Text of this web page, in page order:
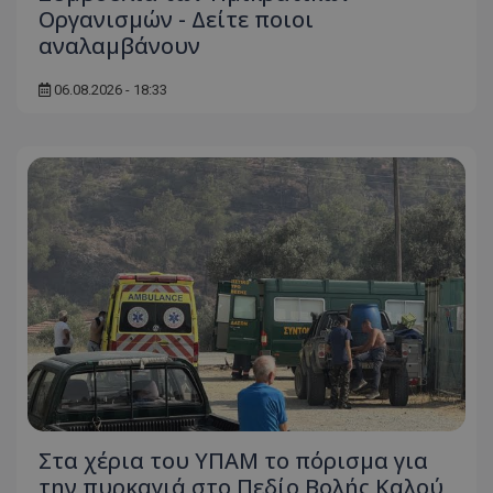
Οργανισμών - Δείτε ποιοι
αναλαμβάνουν
06.08.2026 - 18:33
Στα χέρια του ΥΠΑΜ το πόρισμα για
την πυρκαγιά στο Πεδίο Βολής Καλού
ASP.NET_SessionId
Microsoft Corporation
VISITOR_PRIVACY_METADATA
YouTube
.youtube.com